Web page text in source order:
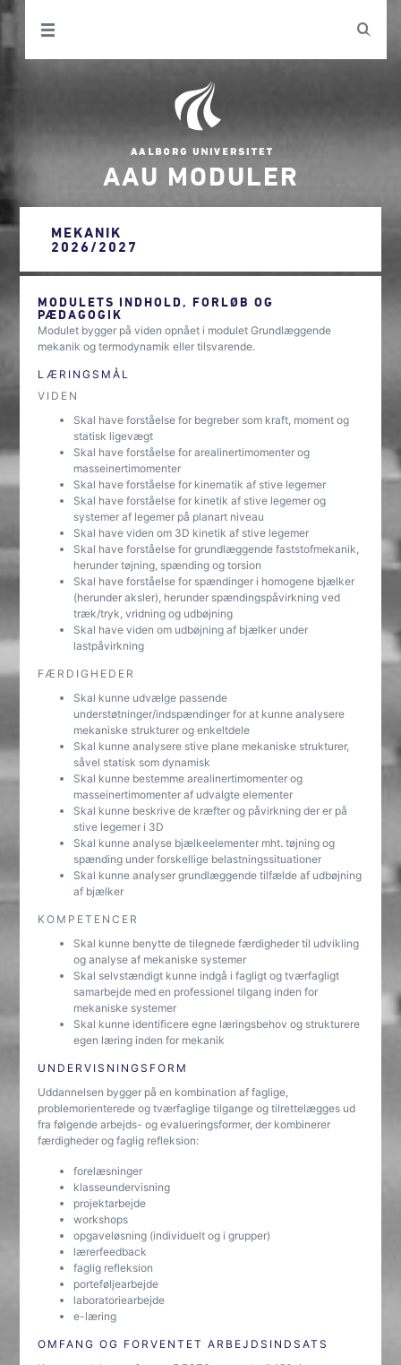
AAU MODULER
MEKANIK
2026/2027
MODULETS INDHOLD, FORLØB OG
PÆDAGOGIK
Modulet bygger på viden opnået i modulet Grundlæggende
mekanik og termodynamik eller tilsvarende.
LÆRINGSMÅL
VIDEN
Skal have forståelse for begreber som kraft, moment og
statisk ligevægt
Skal have forståelse for arealinertimomenter og
masseinertimomenter
Skal have forståelse for kinematik af stive legemer
Skal have forståelse for kinetik af stive legemer og
systemer af legemer på planart niveau
Skal have viden om 3D kinetik af stive legemer
Skal have forståelse for grundlæggende faststofmekanik,
herunder tøjning, spænding og torsion
Skal have forståelse for spændinger i homogene bjælker
(herunder aksler), herunder spændingspåvirkning ved
træk/tryk, vridning og udbøjning
Skal have viden om udbøjning af bjælker under
lastpåvirkning
FÆRDIGHEDER
Skal kunne udvælge passende
understøtninger/indspændinger for at kunne analysere
mekaniske strukturer og enkeltdele
Skal kunne analysere stive plane mekaniske strukturer,
såvel statisk som dynamisk
Skal kunne bestemme arealinertimomenter og
masseinertimomenter af udvalgte elementer
Skal kunne beskrive de kræfter og påvirkning der er på
stive legemer i 3D
Skal kunne analyse bjælkeelementer mht. tøjning og
spænding under forskellige belastningssituationer
Skal kunne analyser grundlæggende tilfælde af udbøjning
af bjælker
KOMPETENCER
Skal kunne benytte de tilegnede færdigheder til udvikling
og analyse af mekaniske systemer
Skal selvstændigt kunne indgå i fagligt og tværfagligt
samarbejde med en professionel tilgang inden for
mekaniske systemer
Skal kunne identificere egne læringsbehov og strukturere
egen læring inden for mekanik
UNDERVISNINGSFORM
Uddannelsen bygger på en kombination af faglige,
problemorienterede og tværfaglige tilgange og tilrettelægges ud
fra følgende arbejds- og evalueringsformer, der kombinerer
færdigheder og faglig refleksion:
forelæsninger
klasseundervisning
projektarbejde
workshops
opgaveløsning (individuelt og i grupper)
lærerfeedback
faglig refleksion
porteføljearbejde
laboratoriearbejde
e-læring
OMFANG OG FORVENTET ARBEJDSINDSATS